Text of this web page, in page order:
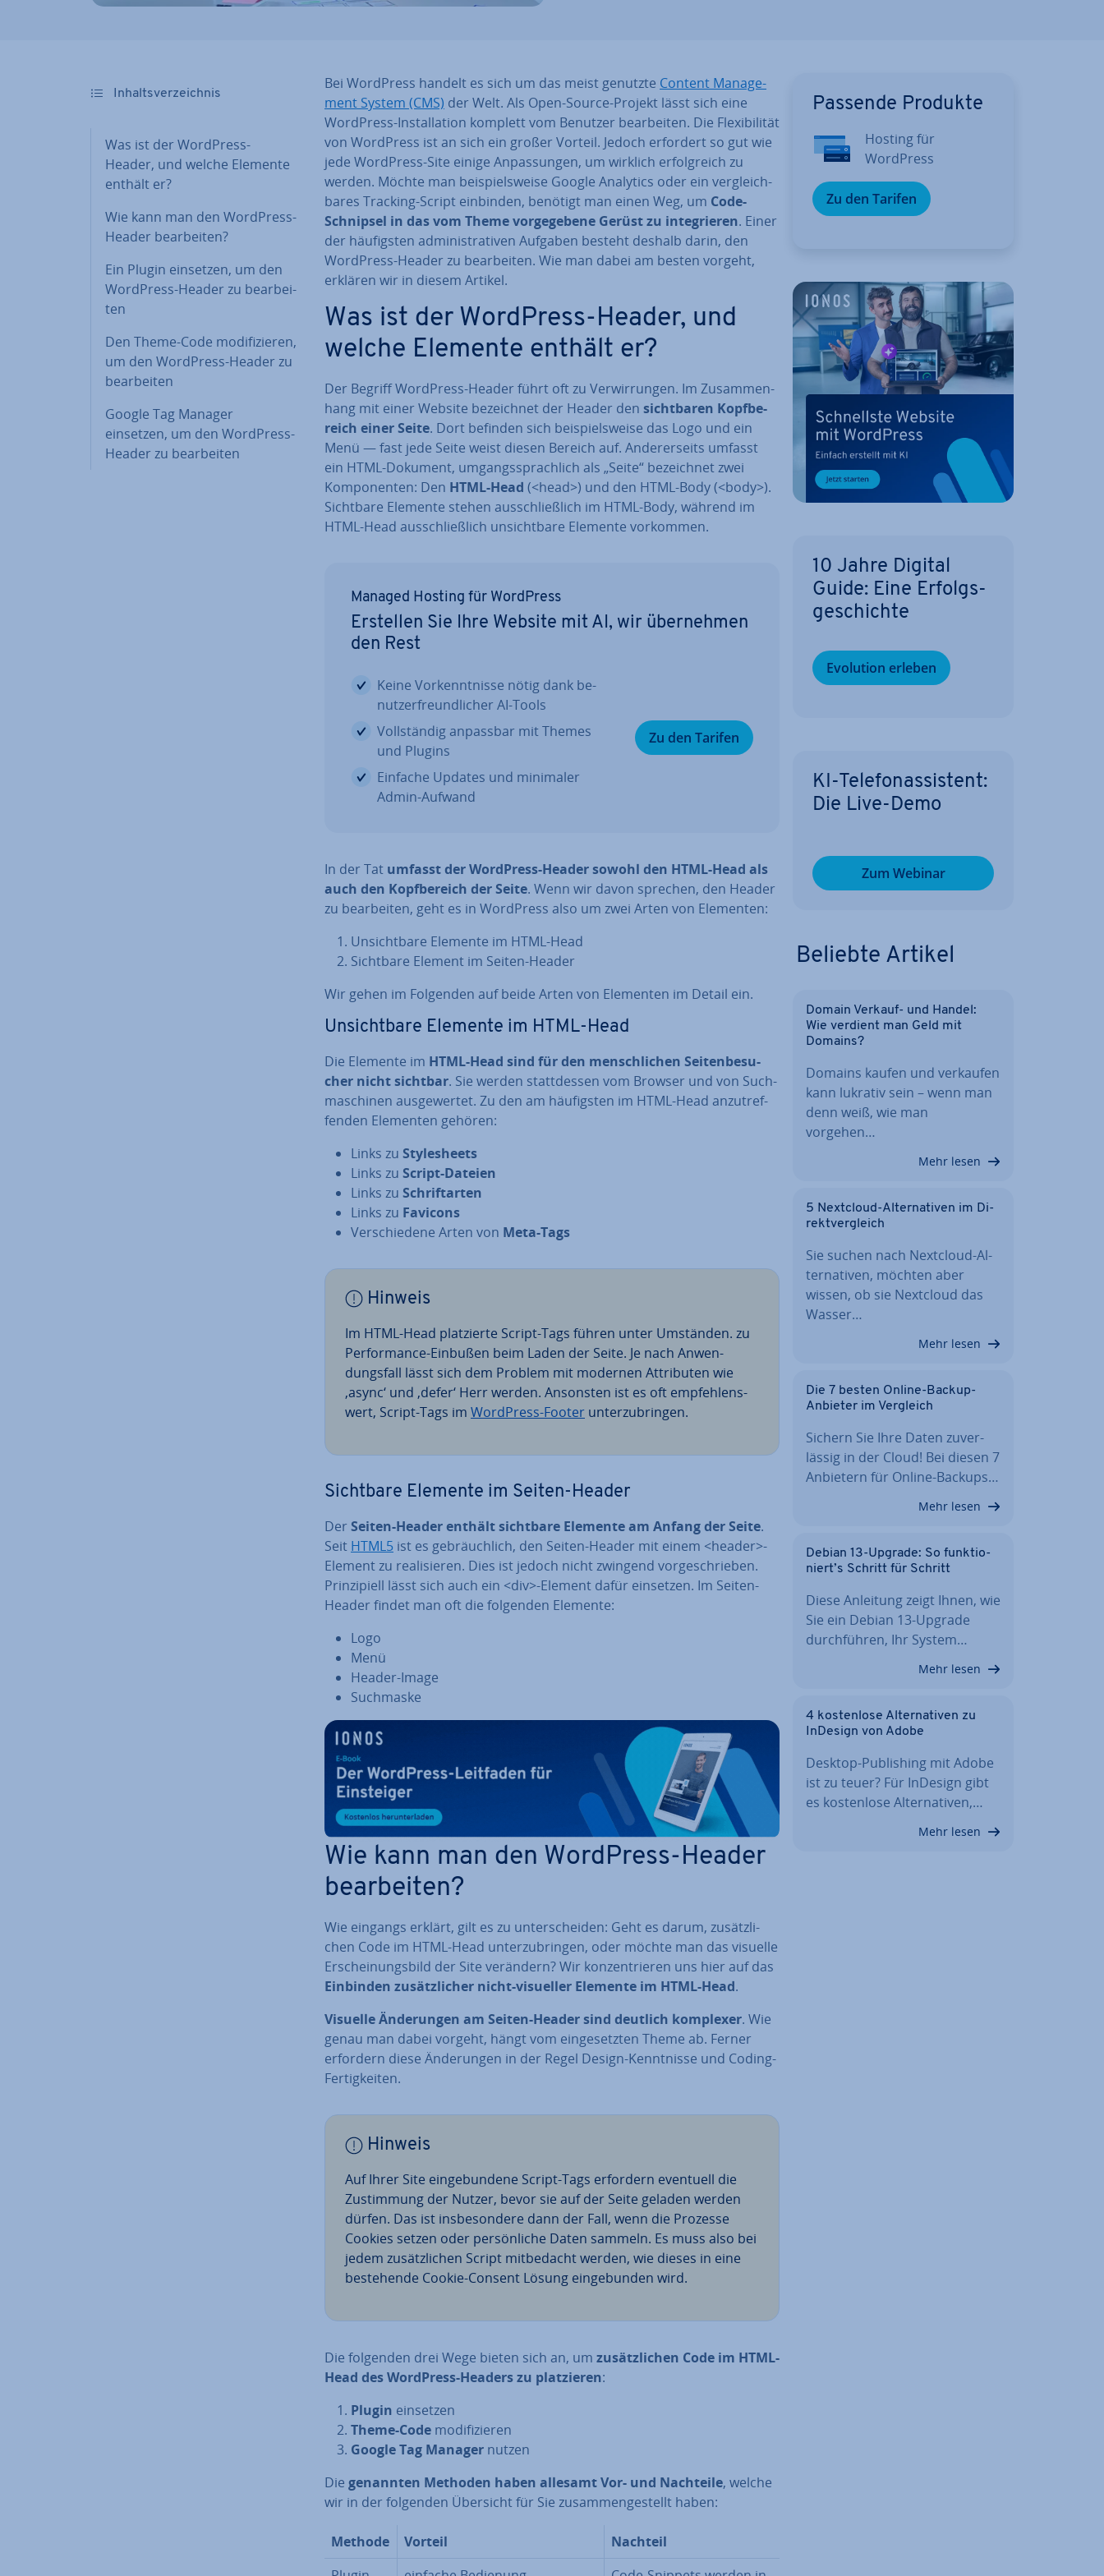
In­halts­ver­zeich­nis
Was ist der WordPress-
Header, und welche Elemente
enthält er?
Wie kann man den WordPress-
Header be­ar­bei­ten?
Ein Plugin einsetzen, um den
WordPress-Header zu be­ar­bei­
ten
Den Theme-Code mo­di­fi­zie­ren,
um den WordPress-Header zu
be­ar­bei­ten
Google Tag Manager
einsetzen, um den WordPress-
Header zu be­ar­bei­ten
Bei WordPress handelt es sich um das meist genutzte Content Ma­nage­
ment System (CMS) der Welt. Als Open-Source-Projekt lässt sich eine
WordPress-In­stal­la­ti­on komplett vom Benutzer be­ar­bei­ten. Die Fle­xi­bi­li­tät
von WordPress ist an sich ein großer Vorteil. Jedoch erfordert so gut wie
jede WordPress-Site einige An­pas­sun­gen, um wirklich er­folg­reich zu
werden. Möchte man bei­spiels­wei­se Google Analytics oder ein ver­gleich­
ba­res Tracking-Script einbinden, benötigt man einen Weg, um Code-
Schnipsel in das vom Theme vor­ge­ge­be­ne Gerüst zu in­te­grie­ren. Einer
der häu­figs­ten ad­mi­nis­tra­ti­ven Aufgaben besteht deshalb darin, den
WordPress-Header zu be­ar­bei­ten. Wie man dabei am besten vorgeht,
erklären wir in diesem Artikel.
Was ist der WordPress-Header, und
welche Elemente enthält er?
Der Begriff WordPress-Header führt oft zu Ver­wir­run­gen. Im Zu­sam­men­
hang mit einer Website be­zeich­net der Header den sicht­ba­ren Kopf­be­
reich einer Seite. Dort befinden sich bei­spiels­wei­se das Logo und ein
Menü — fast jede Seite weist diesen Bereich auf. An­de­rer­seits umfasst
ein HTML-Dokument, um­gangs­sprach­lich als „Seite“ be­zeich­net zwei
Kom­po­nen­ten: Den HTML-Head (<head>) und den HTML-Body (<body>).
Sichtbare Elemente stehen aus­schließ­lich im HTML-Body, während im
HTML-Head aus­schließ­lich un­sicht­ba­re Elemente vorkommen.
Managed Hosting für WordPress
Erstellen Sie Ihre Website mit AI, wir über­neh­men
den Rest
Keine Vor­kennt­nis­se nötig dank be­
nut­zer­freund­li­cher AI-Tools
Voll­stän­dig anpassbar mit Themes
und Plugins
Einfache Updates und minimaler
Admin-Aufwand
Zu den Tarifen
In der Tat umfasst der WordPress-Header sowohl den HTML-Head als
auch den Kopf­be­reich der Seite. Wenn wir davon sprechen, den Header
zu be­ar­bei­ten, geht es in WordPress also um zwei Arten von Elementen:
Un­sicht­ba­re Elemente im HTML-Head
Sichtbare Element im Seiten-Header
Wir gehen im Folgenden auf beide Arten von Elementen im Detail ein.
Un­sicht­ba­re Elemente im HTML-Head
Die Elemente im HTML-Head sind für den mensch­li­chen Sei­ten­be­su­
cher nicht sichtbar. Sie werden statt­des­sen vom Browser und von Such­
ma­schi­nen aus­ge­wer­tet. Zu den am häu­figs­ten im HTML-Head an­zu­tref­
fen­den Elementen gehören:
Links zu Style­sheets
Links zu Script-Dateien
Links zu Schrift­ar­ten
Links zu Favicons
Ver­schie­de­ne Arten von Meta-Tags
Hinweis
Im HTML-Head plat­zier­te Script-Tags führen unter Umständen. zu
Per­for­mance-Einbußen beim Laden der Seite. Je nach An­wen­
dungs­fall lässt sich dem Problem mit modernen At­tri­bu­ten wie
‚async‘ und ‚defer‘ Herr werden. Ansonsten ist es oft emp­feh­lens­
wert, Script-Tags im WordPress-Footer un­ter­zu­brin­gen.
Sichtbare Elemente im Seiten-Header
Der Seiten-Header enthält sichtbare Elemente am Anfang der Seite.
Seit HTML5 ist es ge­bräuch­lich, den Seiten-Header mit einem <header>-
Element zu rea­li­sie­ren. Dies ist jedoch nicht zwingend vor­ge­schrie­ben.
Prin­zi­pi­ell lässt sich auch ein <div>-Element dafür einsetzen. Im Seiten-
Header findet man oft die folgenden Elemente:
Logo
Menü
Header-Image
Suchmaske
Wie kann man den WordPress-Header
be­ar­bei­ten?
Wie eingangs erklärt, gilt es zu un­ter­schei­den: Geht es darum, zu­sätz­li­
chen Code im HTML-Head un­ter­zu­brin­gen, oder möchte man das visuelle
Er­schei­nungs­bild der Site verändern? Wir kon­zen­trie­ren uns hier auf das
Einbinden zu­sätz­li­cher nicht-visueller Elemente im HTML-Head.
Visuelle Än­de­run­gen am Seiten-Header sind deutlich komplexer. Wie
genau man dabei vorgeht, hängt vom ein­ge­setz­ten Theme ab. Ferner
erfordern diese Än­de­run­gen in der Regel Design-Kennt­nis­se und Coding-
Fer­tig­kei­ten.
Hinweis
Auf Ihrer Site ein­ge­bun­de­ne Script-Tags erfordern eventuell die
Zu­stim­mung der Nutzer, bevor sie auf der Seite geladen werden
dürfen. Das ist ins­be­son­de­re dann der Fall, wenn die Prozesse
Cookies setzen oder per­sön­li­che Daten sammeln. Es muss also bei
jedem zu­sätz­li­chen Script mit­be­dacht werden, wie dieses in eine
be­stehen­de Cookie-Consent Lösung ein­ge­bun­den wird.
Die folgenden drei Wege bieten sich an, um zu­sätz­li­chen Code im HTML-
Head des WordPress-Headers zu plat­zie­ren:
Plugin einsetzen
Theme-Code mo­di­fi­zie­ren
Google Tag Manager nutzen
Die genannten Methoden haben allesamt Vor- und Nachteile, welche
wir in der folgenden Übersicht für Sie zu­sam­men­ge­stellt haben:
Methode Vorteil
Nachteil
Passende Produkte
Hosting für
WordPress
Zu den Tarifen
10 Jahre Digital
Guide: Eine Er­folgs­
ge­schich­te
Evolution erleben
KI-Te­le­fon­as­sis­tent:
Die Live-Demo
Zum Webinar
Beliebte Artikel
Domain Verkauf- und Handel:
Wie verdient man Geld mit
Domains?
Domains kaufen und verkaufen
kann lukrativ sein – wenn man
denn weiß, wie man
vorgehen…
Mehr lesen
5 Nextcloud-Al­ter­na­ti­ven im Di­
rekt­ver­gleich
Sie suchen nach Nextcloud-Al­
ter­na­ti­ven, möchten aber
wissen, ob sie Nextcloud das
Wasser…
Mehr lesen
Die 7 besten Online-Backup-
Anbieter im Vergleich
Sichern Sie Ihre Daten zu­ver­
läs­sig in der Cloud! Bei diesen 7
Anbietern für Online-Backups…
Mehr lesen
Debian 13-Upgrade: So funk­tio­
niert’s Schritt für Schritt
Diese Anleitung zeigt Ihnen, wie
Sie ein Debian 13-Upgrade
durch­füh­ren, Ihr System…
Mehr lesen
4 kos­ten­lo­se Al­ter­na­ti­ven zu
InDesign von Adobe
Desktop-Pu­bli­shing mit Adobe
ist zu teuer? Für InDesign gibt
es kos­ten­lo­se Al­ter­na­ti­ven,…
Mehr lesen